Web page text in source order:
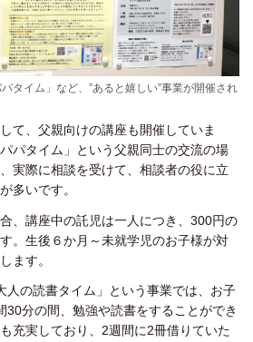
タイム」など、”あると嬉しい”事業が開催され
て、父親向けの講座も開催していま
パタイム」という父親同士の交流の場
実際に相談を受けて、相談者の役に立
多いです。
、講座中の託児は一人につき、300円の
。生後６か月～未就学児のお子様が対
ます。
人の読書タイム」という事業では、お子
30分の間、勉強や読書をすることができ
充実しており、2週間に2冊借りていた